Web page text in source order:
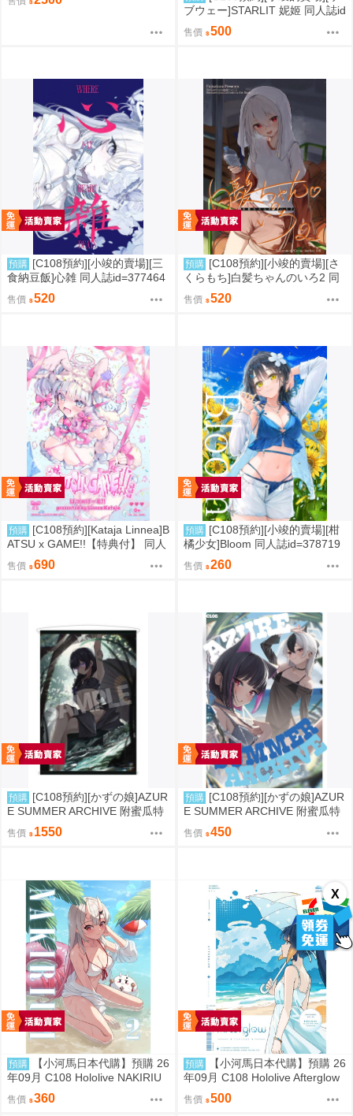
X
動漫等身抱枕套
ブウェー]STARLIT 妮姬 同人誌id
=3785606
售價 500
預購 [C108預約][小竣的賣場][三
食納豆飯]心雑 同人誌id=377464
售價 520
預購 [C108預約][小竣的賣場][さ
くらもち]白髪ちゃんのいろ2 同
人誌id=3784093
售價 520
預購 [C108預約][Kataja Linnea]B
ATSU x GAME!!【特典付】 同人
誌id=3787280
售價 690
預購 [C108預約][小竣的賣場][柑
橘少女]Bloom 同人誌id=378719
售價 260
預購 [C108預約][かずの娘]AZUR
E SUMMER ARCHIVE 附蜜瓜特
典小卡+B2掛軸 蔚藍檔案 同人誌i
d=3726220
售價 1550
預購 [C108預約][かずの娘]AZUR
E SUMMER ARCHIVE 附蜜瓜特
典小卡 蔚藍檔案 同人誌id=3786
337
售價 450
預購
【小河馬日本代購】預購 26
年09月 C108 Hololive NAKIRIU
M2 繪師:李神の落書き場
售價 360
預購
【小河馬日本代購】預購 26
年09月 C108 Hololive Afterglow
繪師:カノチ
售價 500